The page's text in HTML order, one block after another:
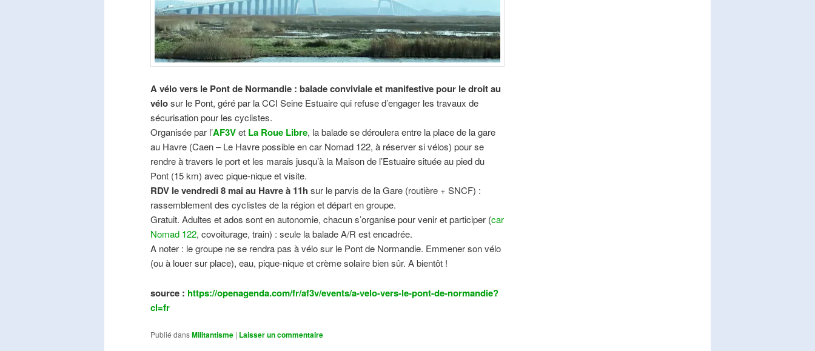
A vélo vers le Pont de Normandie : balade conviviale et manifestivepour le droit au
vélosur le Pont, géré par la CCI Seine Estuaire qui refuse d’engager les travaux de
sécurisation pour les cyclistes.
Organisée par l’AF3Vet La Roue Libre, la balade se déroulera entre la place de la gare
au Havre (Caen – Le Havre possible en car Nomad 122, à réserver si vélos) pour se
rendre à travers le port et les marais jusqu’à la Maison de l’Estuaire située au pied du
Pont (15 km) avec pique-nique et visite.
RDV le vendredi 8 mai au Havre à 11h sur le parvis de la Gare (routière + SNCF) :
rassemblement des cyclistes de la région et départ en groupe.
Gratuit. Adultes et ados sont en autonomie, chacun s’organise pour venir et participer (car
Nomad 122, covoiturage, train) : seule la balade A/R est encadrée.
A noter : le groupe ne se rendra pas à vélo sur le Pont de Normandie. Emmener son vélo
(ou à louer sur place), eau, pique-nique et crème solaire bien sûr. A bientôt !
source : https://openagenda.com/fr/af3v/events/a-velo-vers-le-pont-de-normandie?
cl=fr
Publié dansMilitantisme | Laisser un commentaire